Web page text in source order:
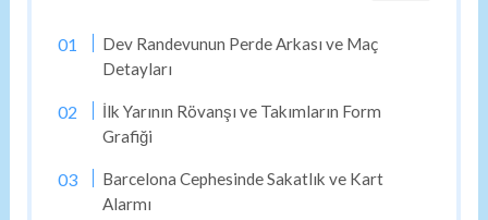
Dev Randevunun Perde Arkası ve Maç
Detayları
İlk Yarının Rövanşı ve Takımların Form
Grafiği
Barcelona Cephesinde Sakatlık ve Kart
Alarmı